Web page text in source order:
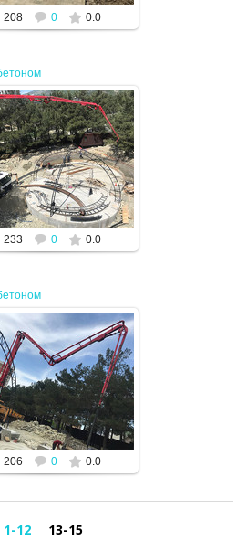
РЕЕСТРЫ
208 0 0.0
19.04.2024
JENEK
233 0 0.0
19.04.2024
JENEK
206 0 0.0
1-12 13-15